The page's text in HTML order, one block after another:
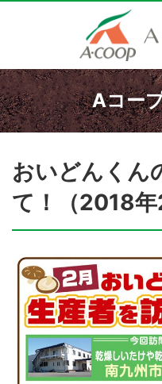
Aコー
おいどんくん
て！（2018年